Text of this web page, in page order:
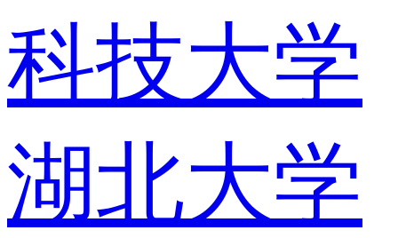
科技大学
湖北大学